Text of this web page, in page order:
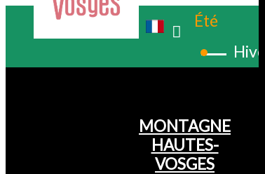
Été
Hiver
MONTAGNE
HAUTES-
VOSGES